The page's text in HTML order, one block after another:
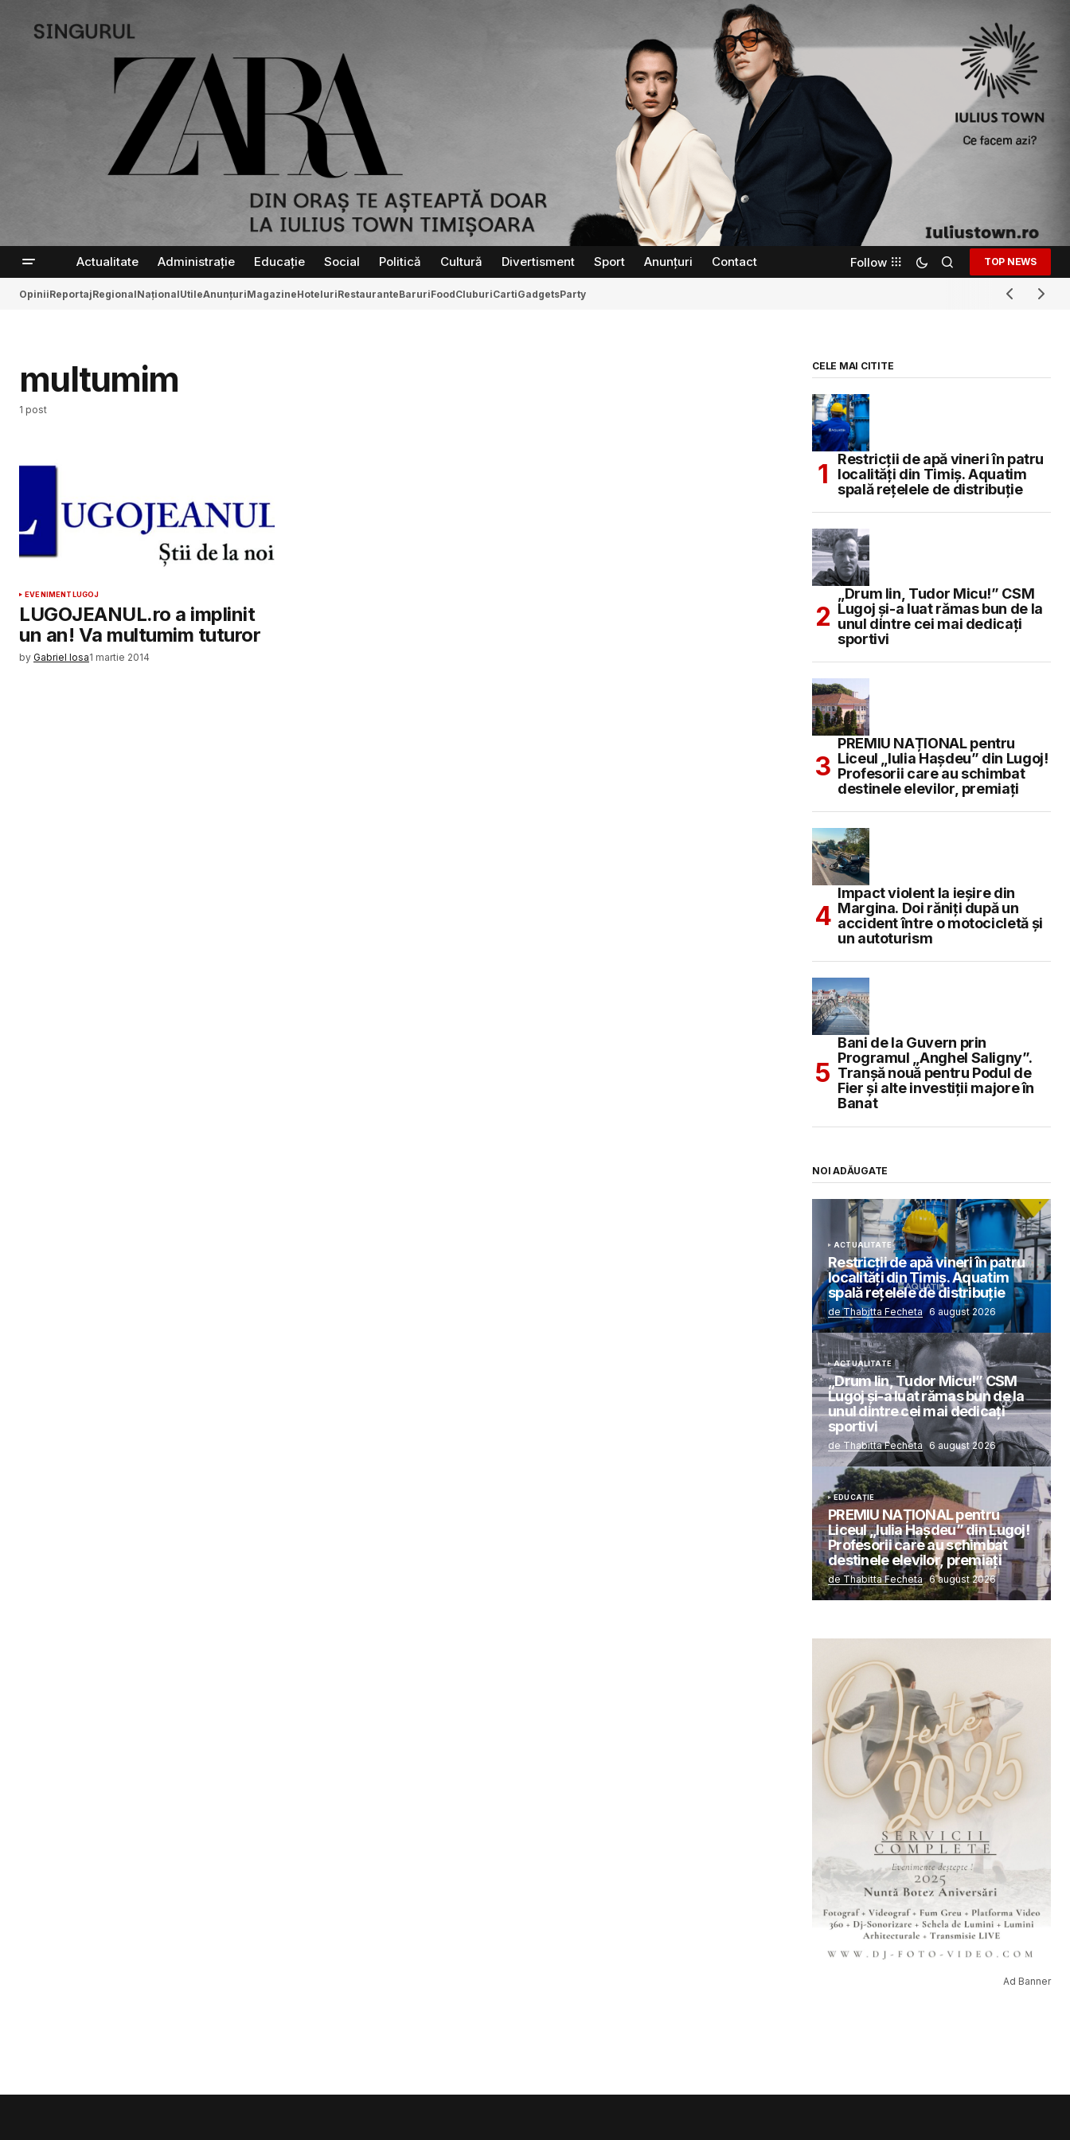
Actualitate Administrație Educație Social Politică Cultură Divertisment Sport Anunțuri Contact Follow TOP NEWS
OpiniiReportajRegionalNaționalUtileAnunțuriMagazineHoteluriRestauranteBaruriFoodCluburiCartiGadgetsParty
multumim
1 post
EVENIMENTLUGOJ
LUGOJEANUL.ro a implinit
un an! Va multumim tuturor
by Gabriel Iosa1 martie 2014
CELE MAI CITITE
Restricții de apă vineri în patru
localități din Timiș. Aquatim
spală rețelele de distribuție
„Drum lin, Tudor Micu!” CSM
Lugoj și-a luat rămas bun de la
unul dintre cei mai dedicați
sportivi
PREMIU NAȚIONAL pentru
Liceul „Iulia Hașdeu” din Lugoj!
Profesorii care au schimbat
destinele elevilor, premiați
Impact violent la ieșire din
Margina. Doi răniți după un
accident între o motocicletă și
un autoturism
Bani de la Guvern prin
Programul „Anghel Saligny”.
Tranșă nouă pentru Podul de
Fier și alte investiții majore în
Banat
NOI ADĂUGATE
ACTUALITATE
Restricții de apă vineri în patru
localități din Timiș. Aquatim
spală rețelele de distribuție
de Thabitta Fecheta 6 august 2026
ACTUALITATE
„Drum lin, Tudor Micu!” CSM
Lugoj și-a luat rămas bun de la
unul dintre cei mai dedicați
sportivi
de Thabitta Fecheta 6 august 2026
EDUCAȚIE
PREMIU NAȚIONAL pentru
Liceul „Iulia Hașdeu” din Lugoj!
Profesorii care au schimbat
destinele elevilor, premiați
de Thabitta Fecheta 6 august 2026
Ad Banner